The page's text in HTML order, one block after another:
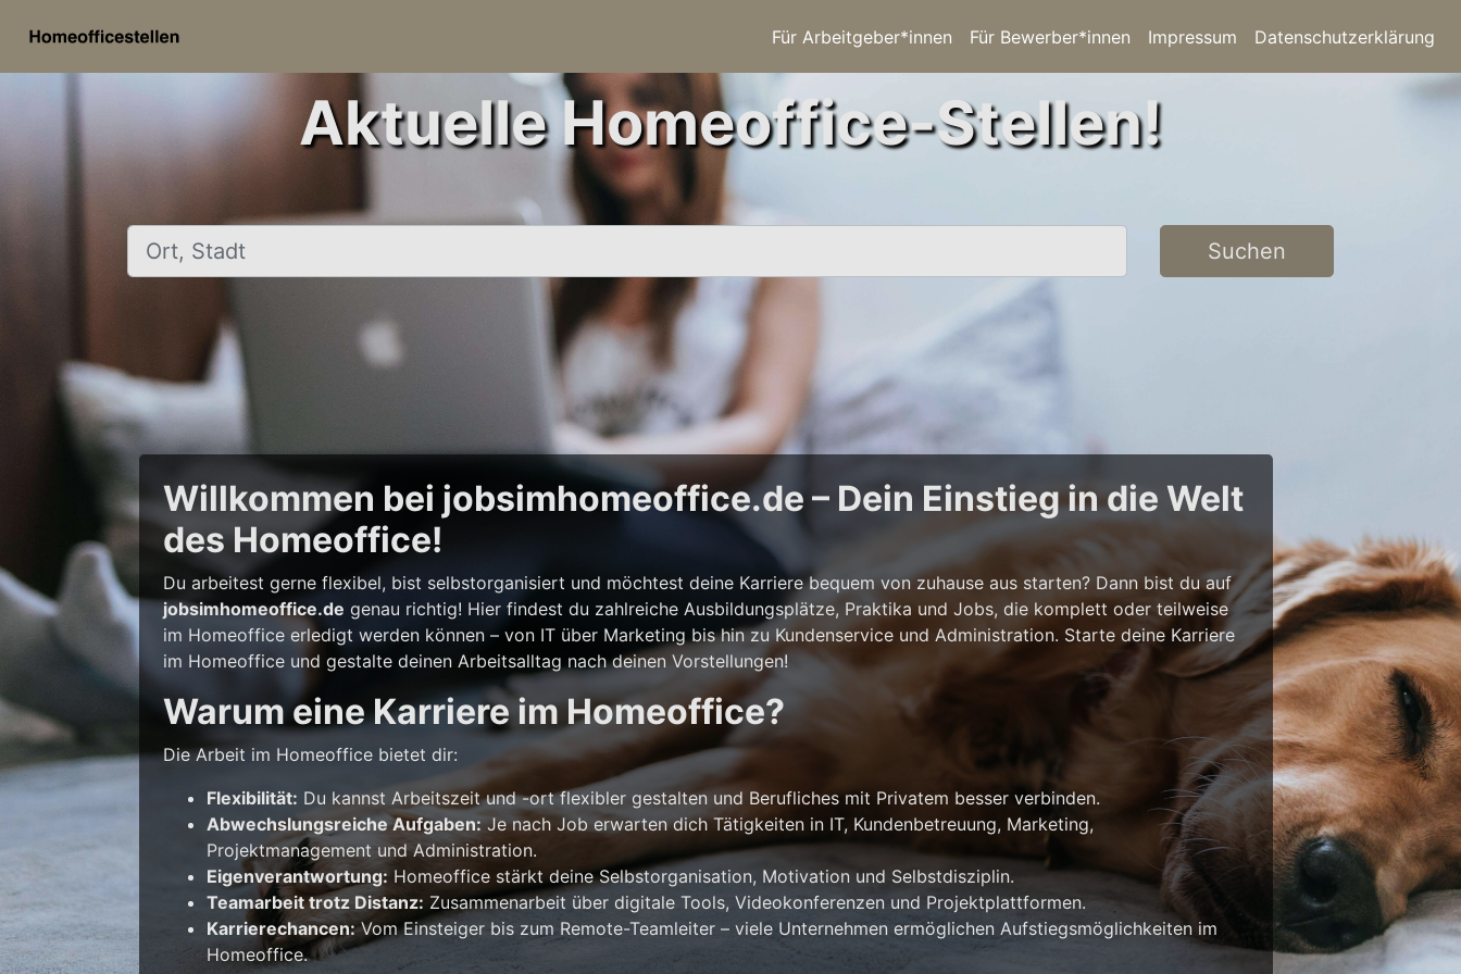
Für Arbeitgeber*innen Für Bewerber*innen Impressum Datenschutzerklärung
Aktuelle Homeoffice-Stellen!
Ort, Stadt Suchen
Willkommen bei jobsimhomeoffice.de – Dein Einstieg in die Welt
des Homeoffice!
Du arbeitest gerne flexibel, bist selbstorganisiert und möchtest deine Karriere bequem von zuhause aus starten? Dann bist du auf
jobsimhomeoffice.de genau richtig! Hier findest du zahlreiche Ausbildungsplätze, Praktika und Jobs, die komplett oder teilweise
im Homeoffice erledigt werden können – von IT über Marketing bis hin zu Kundenservice und Administration. Starte deine Karriere
im Homeoffice und gestalte deinen Arbeitsalltag nach deinen Vorstellungen!
Warum eine Karriere im Homeoffice?
Die Arbeit im Homeoffice bietet dir:
Flexibilität: Du kannst Arbeitszeit und -ort flexibler gestalten und Berufliches mit Privatem besser verbinden.
Abwechslungsreiche Aufgaben:Je nach Job erwarten dich Tätigkeiten in IT, Kundenbetreuung, Marketing,
Projektmanagement und Administration.
Eigenverantwortung:Homeoffice stärkt deine Selbstorganisation, Motivation und Selbstdisziplin.
Teamarbeit trotz Distanz: Zusammenarbeit über digitale Tools, Videokonferenzen und Projektplattformen.
Karrierechancen:Vom Einsteiger bis zum Remote-Teamleiter – viele Unternehmen ermöglichen Aufstiegsmöglichkeiten im
Homeoffice.